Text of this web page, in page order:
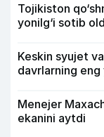
Tojikiston
yonilg‘i sotib
Keskin syujet
davrlarning
Menejer
ekanini aytdi